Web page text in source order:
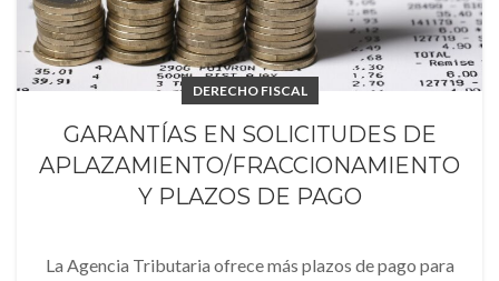
DERECHO FISCAL
GARANTÍAS EN SOLICITUDES DE
APLAZAMIENTO/FRACCIONAMIENTO
Y PLAZOS DE PAGO
La Agencia Tributaria ofrece más plazos de pago para